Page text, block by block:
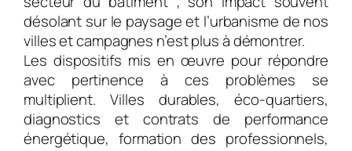
désolant sur le paysage et l’urbanisme de nos
villes et campagnes n’est plus à démontrer.
Les dispositifs mis en œuvre pour répondre
avec pertinence à ces problèmes se
multiplient. Villes durables, éco-quartiers,
diagnostics et contrats de performance
énergétique, formation des professionnels,